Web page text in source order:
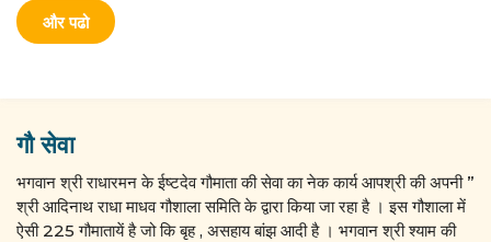
और पढो
गौ सेवा
भगवान श्री राधारमन के ईष्टदेव गौमाता की सेवा का नेक कार्य आपश्री की अपनी ”
श्री आदिनाथ राधा माधव गौशाला समिति के द्वारा किया जा रहा है । इस गौशाला में
ऐसी 225 गौमातायें है जो कि बृह , असहाय बांझ आदी है । भगवान श्री श्याम की